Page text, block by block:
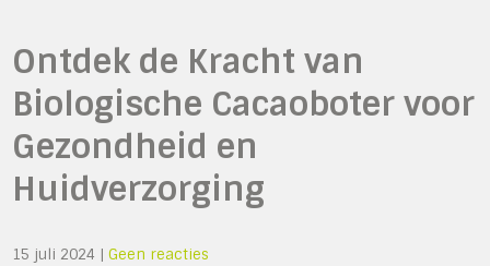
Ontdek de Kracht van
Biologische Cacaoboter voor
Gezondheid en
Huidverzorging
15 juli 2024 |Geen reacties